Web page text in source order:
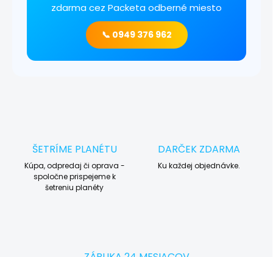
zdarma cez Packeta odberné miesto
📞 0949 376 962
ŠETRÍME PLANÉTU
Kúpa, odpredaj či oprava -
spoločne prispejeme k
šetreniu planéty
DARČEK ZDARMA
Ku každej objednávke.